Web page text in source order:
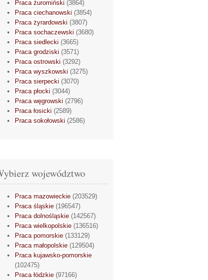
Praca żuromiński (3864)
Praca ciechanowski (3854)
Praca żyrardowski (3807)
Praca sochaczewski (3680)
Praca siedlecki (3665)
Praca grodziski (3571)
Praca ostrowski (3292)
Praca wyszkowski (3275)
Praca sierpecki (3070)
Praca płocki (3044)
Praca węgrowski (2796)
Praca łosicki (2589)
Praca sokołowski (2586)
województwo
Praca mazowieckie (203529)
Praca śląskie (196547)
Praca dolnośląskie (142567)
Praca wielkopolskie (136516)
Praca pomorskie (133129)
Praca małopolskie (129504)
Praca kujawsko-pomorskie
(102475)
Praca łódzkie (97166)